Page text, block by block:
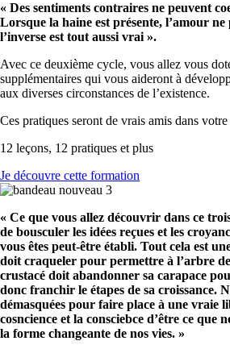
« Des sentiments contraires ne peuvent
Lorsque la haine est présente, l’amour
l’inverse est tout aussi vrai ».
Avec ce deuxième cycle, vous allez vous
supplémentaires qui vous aideront à
aux diverses circonstances de l’existence.
Ces pratiques seront de vrais amis dans
12 leçons, 12 pratiques et plus
Je découvre cette formation
« Ce que vous allez découvrir dans ce
de bousculer les idées reçues et les
vous êtes peut-être établi. Tout cela est
doit craqueler pour permettre à l’arbre de
crustacé doit abandonner sa carapace
donc franchir le étapes de sa croissance.
démasquées pour faire place à une vraie
cosncience et la consciebce d’être ce que
la forme changeante de nos vies. »